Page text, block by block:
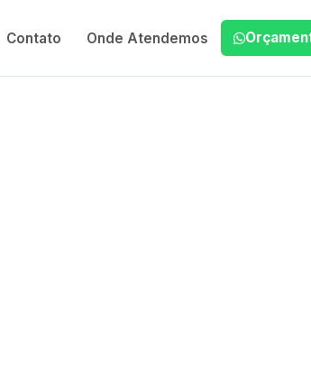
Contato Onde Atendemos